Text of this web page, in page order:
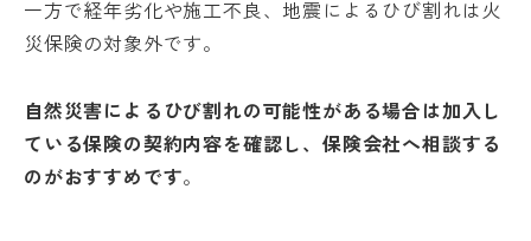
一方で経年劣化や施工不良、地震によるひび割れは火
災保険の対象外です。
自然災害によるひび割れの可能性がある場合は加入し
ている保険の契約内容を確認し、保険会社へ相談する
のがおすすめです。